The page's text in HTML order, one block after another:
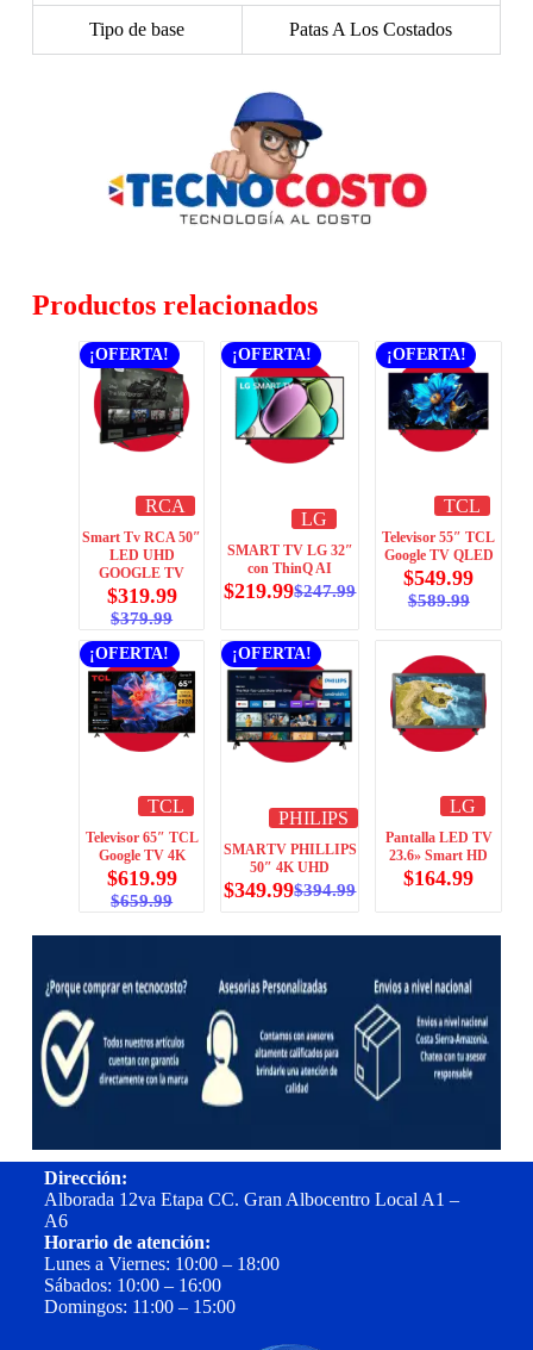
Tipo de base Patas A Los Costados
Productos relacionados
¡OFERTA!
RCA
Smart Tv RCA 50″
LED UHD
GOOGLE TV
$379.99
$319.99
¡OFERTA!
LG
SMART TV LG 32″
con ThinQ AI
$247.99
$219.99
¡OFERTA!
TCL
Televisor 55″ TCL
Google TV QLED
$589.99
$549.99
¡OFERTA!
TCL
Televisor 65″ TCL
Google TV 4K
$659.99
$619.99
¡OFERTA!
PHILIPS
SMARTV PHILLIPS
50″ 4K UHD
$394.99
$349.99
LG
Pantalla LED TV
23.6» Smart HD
$164.99
Dirección:
Alborada 12va Etapa CC. Gran Albocentro Local A1 –
A6
Horario de atención:
Lunes a Viernes: 10:00 – 18:00
Sábados: 10:00 – 16:00
Domingos: 11:00 – 15:00